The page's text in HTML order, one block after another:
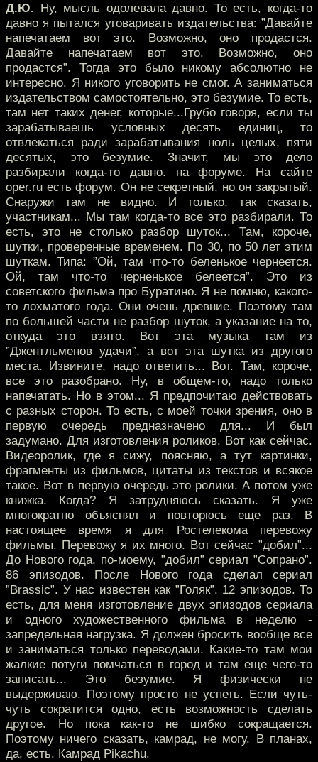
Д.Ю. Ну, мысль одолевала давно. То есть, когда-то
давно я пытался уговаривать издательства: ”Давайте
напечатаем вот это. Возможно, оно продастся.
Давайте напечатаем вот это. Возможно, оно
продастся”. Тогда это было никому абсолютно не
интересно. Я никого уговорить не смог. А заниматься
издательством самостоятельно, это безумие. То есть,
там нет таких денег, которые...Грубо говоря, если ты
зарабатываешь условных десять единиц, то
отвлекаться ради зарабатывания ноль целых, пяти
десятых, это безумие. Значит, мы это дело
разбирали когда-то давно. на форуме. На сайте
oper.ru есть форум. Он не секретный, но он закрытый.
Снаружи там не видно. И только, так сказать,
участникам... Мы там когда-то все это разбирали. То
есть, это не столько разбор шуток... Там, короче,
шутки, проверенные временем. По 30, по 50 лет этим
шуткам. Типа: ”Ой, там что-то беленькое чернеется.
Ой, там что-то черненькое белеется”. Это из
советского фильма про Буратино. Я не помню, какого-
то лохматого года. Они очень древние. Поэтому там
по большей части не разбор шуток, а указание на то,
откуда это взято. Вот эта музыка там из
”Джентльменов удачи”, а вот эта шутка из другого
места. Извините, надо ответить... Вот. Там, короче,
все это разобрано. Ну, в общем-то, надо только
напечатать. Но в этом... Я предпочитаю действовать
с разных сторон. То есть, с моей точки зрения, оно в
первую очередь предназначено для... И был
задумано. Для изготовления роликов. Вот как сейчас.
Видеоролик, где я сижу, поясняю, а тут картинки,
фрагменты из фильмов, цитаты из текстов и всякое
такое. Вот в первую очередь это ролики. А потом уже
книжка. Когда? Я затрудняюсь сказать. Я уже
многократно объяснял и повторюсь еще раз. В
настоящее время я для Ростелекома перевожу
фильмы. Перевожу я их много. Вот сейчас ”добил”...
До Нового года, по-моему, ”добил” сериал ”Сопрано”.
86 эпизодов. После Нового года сделал сериал
”Brassic”. У нас известен как ”Голяк”. 12 эпизодов. То
есть, для меня изготовление двух эпизодов сериала
и одного художественного фильма в неделю -
запредельная нагрузка. Я должен бросить вообще все
и заниматься только переводами. Какие-то там мои
жалкие потуги помчаться в город и там еще чего-то
записать... Это безумие. Я физически не
выдерживаю. Поэтому просто не успеть. Если чуть-
чуть сократится одно, есть возможность сделать
другое. Но пока как-то не шибко сокращается.
Поэтому ничего сказать, камрад, не могу. В планах,
да, есть. Камрад Pikachu.